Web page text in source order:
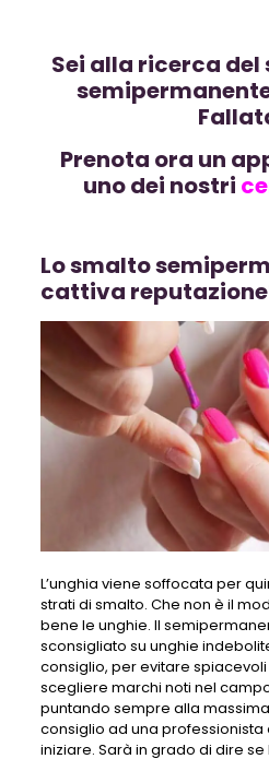
Sei alla ricerca
Prenota ora un
uno dei nostri
Lo smalto
cattiva
L’unghia viene soffocata per
strati di smalto. Che non è il
bene le unghie. Il
sconsigliato su unghie
consiglio, per evitare
scegliere marchi noti nel
puntando sempre alla
consiglio ad una
iniziare. Sarà in grado di dire